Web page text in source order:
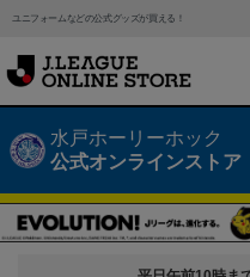
ユニフォームなどの公式グッズが買える！
水戸ホーリーホック
公式オンラインストア